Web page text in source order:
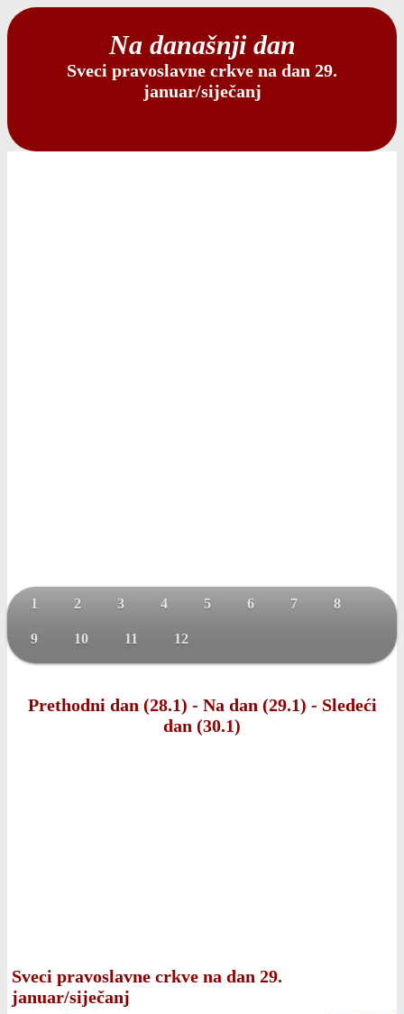
Na današnji dan
Sveci pravoslavne crkve na dan 29.
januar/siječanj
1 2 3 4 5 6 7 8
9 10 11 12
Prethodni dan (28.1) - Na dan (29.1) - Sledeći
dan (30.1)
Sveci pravoslavne crkve na dan 29.
januar/siječanj